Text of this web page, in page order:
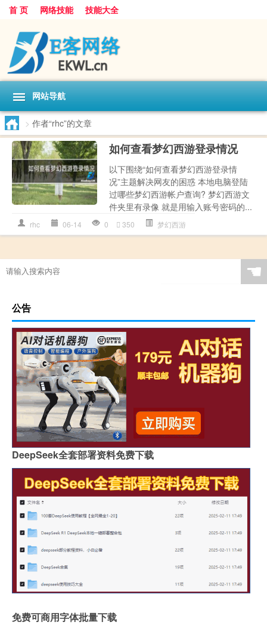
首 页 网络技能 技能大全
网站导航
> 作者“rhc”的文章
如何查看梦幻西游登录情况
以下围绕“如何查看梦幻西游登录情
况”主题解决网友的困惑 本地电脑登陆
过哪些梦幻西游帐户查询? 梦幻西游文
件夹里有录像 就是用输入账号密码的...
rhc 06-14 0 350 梦幻西游
☚
公告
DeepSeek全套部署资料免费下载
免费可商用字体批量下载